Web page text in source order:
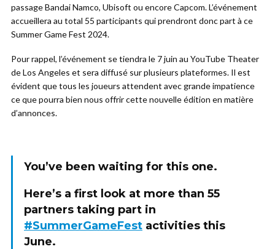
passage Bandai Namco, Ubisoft ou encore Capcom. L’événement
accueillera au total 55 participants qui prendront donc part à ce
Summer Game Fest 2024.
Pour rappel, l’événement se tiendra le 7 juin au YouTube Theater
de Los Angeles et sera diffusé sur plusieurs plateformes. Il est
évident que tous les joueurs attendent avec grande impatience
ce que pourra bien nous offrir cette nouvelle édition en matière
d’annonces.
You’ve been waiting for this one.
Here’s a first look at more than 55
partners taking part in
#SummerGameFest activities this
June.